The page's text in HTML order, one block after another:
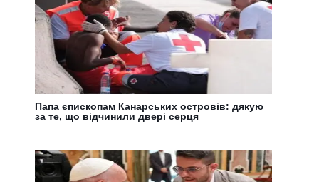
Папа єпископам Канарських островів: дякую
за те, що відчинили двері серця